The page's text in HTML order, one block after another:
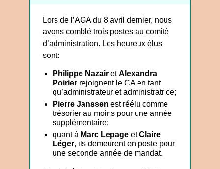
Lors de l’AGA du 8 avril dernier, nous
avons comblé trois postes au comité
d’administration. Les heureux élus
sont:
Philippe Nazair etAlexandra
Poirier rejoignent le CA en tant
qu’administrateur et administratrice;
Pierre Janssen est réélu comme
trésorier au moins pour une année
supplémentaire;
quant à Marc Lepage etClaire
Léger, ils demeurent en poste pour
une seconde année de mandat.